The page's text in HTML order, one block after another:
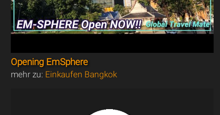
Opening EmSphere
mehr zu: Einkaufen Bangkok